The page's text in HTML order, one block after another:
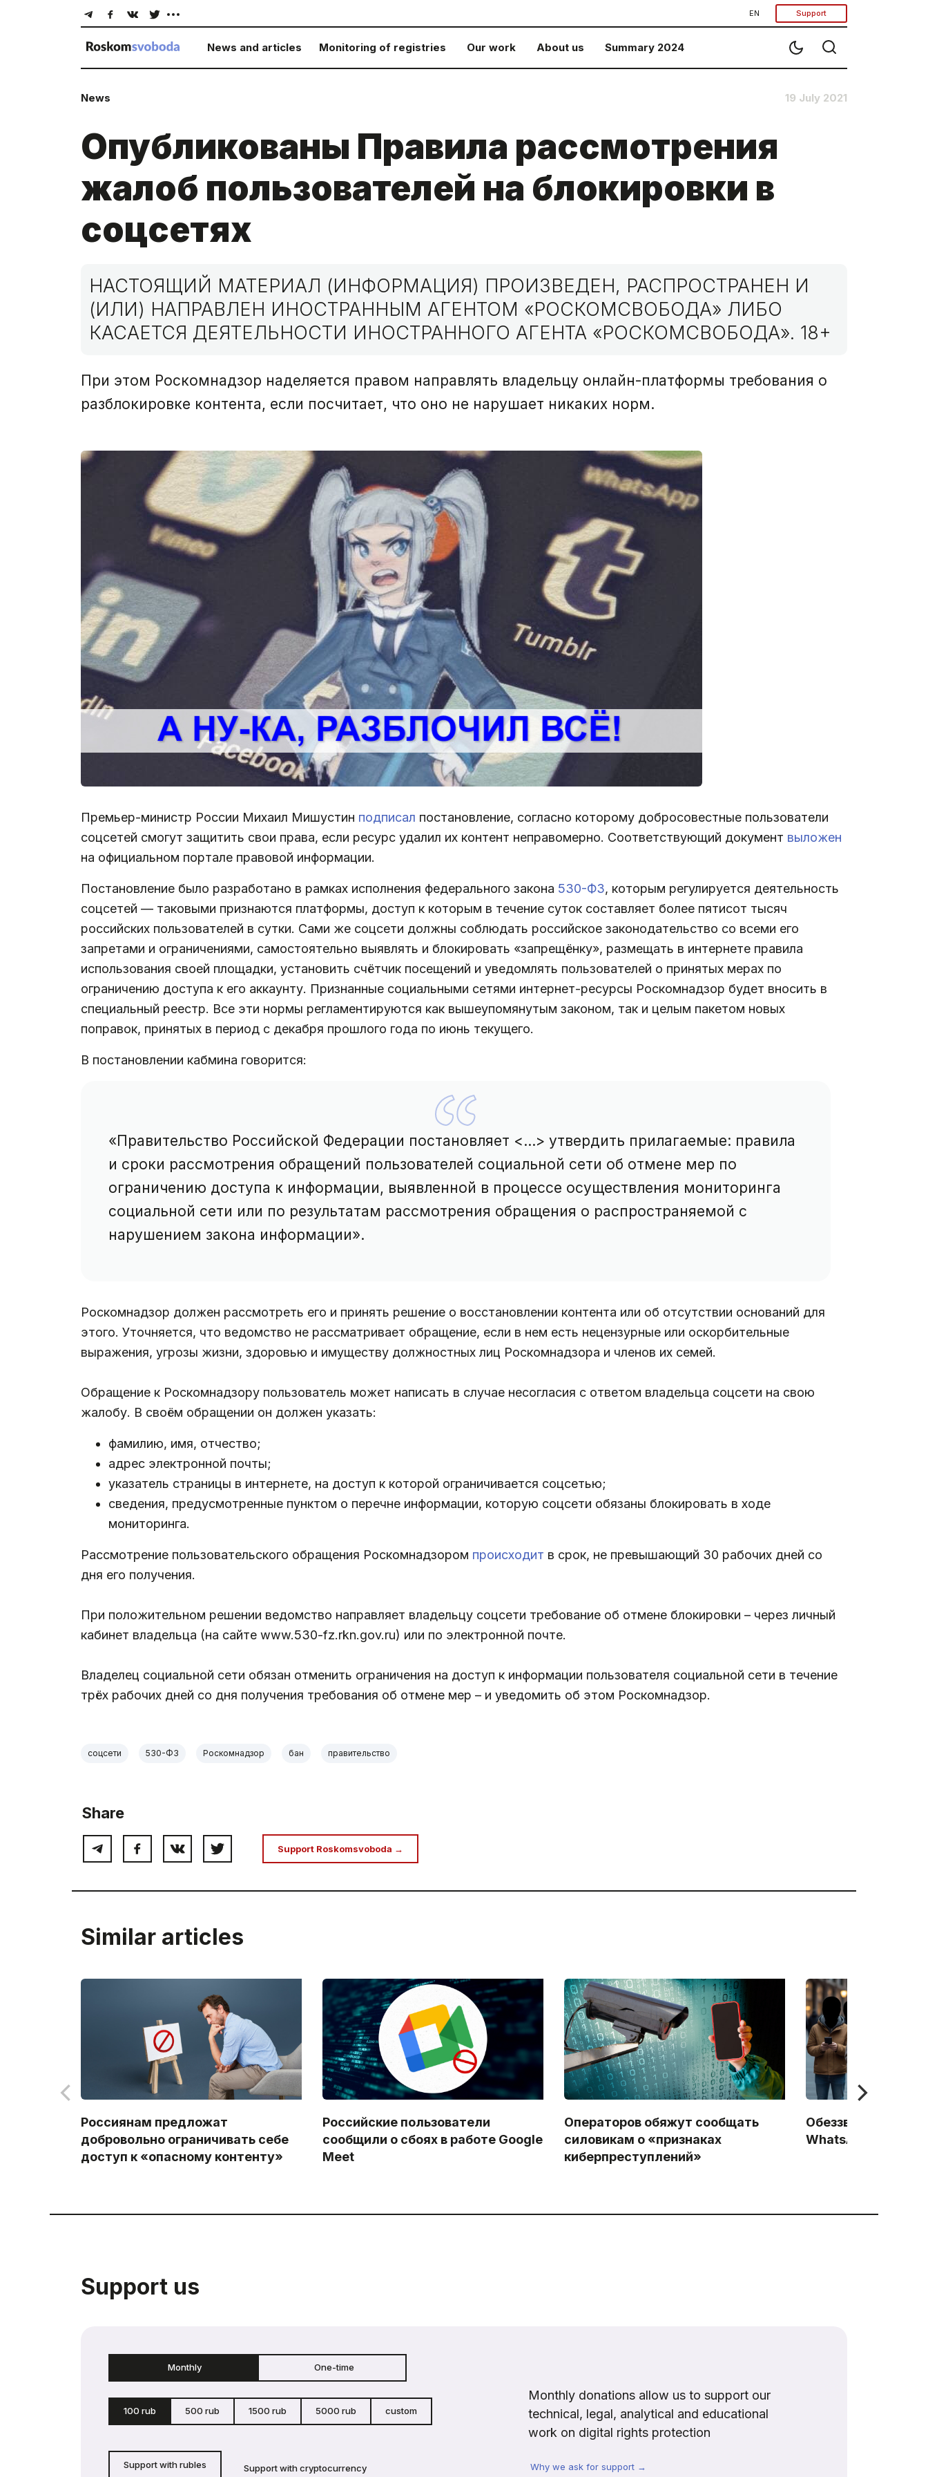
EN Support
News and articles Monitoring of registries Our work About us Summary 2024
News 19 July 2021
Опубликованы Правила рассмотрения
жалоб пользователей на блокировки в
соцсетях
НАСТОЯЩИЙ МАТЕРИАЛ (ИНФОРМАЦИЯ) ПРОИЗВЕДЕН, РАСПРОСТРАНЕН И
(ИЛИ) НАПРАВЛЕН ИНОСТРАННЫМ АГЕНТОМ «РОСКОМСВОБОДА» ЛИБО
КАСАЕТСЯ ДЕЯТЕЛЬНОСТИ ИНОСТРАННОГО АГЕНТА «РОСКОМСВОБОДА». 18+
При этом Роскомнадзор наделяется правом направлять владельцу онлайн-платформы требования о
разблокировке контента, если посчитает, что оно не нарушает никаких норм.
Премьер-министр России Михаил Мишустин подписал постановление, согласно которому добросовестные пользователи
соцсетей смогут защитить свои права, если ресурс удалил их контент неправомерно. Соответствующий документ выложен
на официальном портале правовой информации.
Постановление было разработано в рамках исполнения федерального закона 530-ФЗ, которым регулируется деятельность
соцсетей — таковыми признаются платформы, доступ к которым в течение суток составляет более пятисот тысяч
российских пользователей в сутки. Сами же соцсети должны соблюдать российское законодательство со всеми его
запретами и ограничениями, самостоятельно выявлять и блокировать «запрещёнку», размещать в интернете правила
использования своей площадки, установить счётчик посещений и уведомлять пользователей о принятых мерах по
ограничению доступа к его аккаунту. Признанные социальными сетями интернет-ресурсы Роскомнадзор будет вносить в
специальный реестр. Все эти нормы регламентируются как вышеупомянутым законом, так и целым пакетом новых
поправок, принятых в период с декабря прошлого года по июнь текущего.
В постановлении кабмина говорится:
«Правительство Российской Федерации постановляет <...> утвердить прилагаемые: правила
и сроки рассмотрения обращений пользователей социальной сети об отмене мер по
ограничению доступа к информации, выявленной в процессе осуществления мониторинга
социальной сети или по результатам рассмотрения обращения о распространяемой с
нарушением закона информации».
Роскомнадзор должен рассмотреть его и принять решение о восстановлении контента или об отсутствии оснований для
этого. Уточняется, что ведомство не рассматривает обращение, если в нем есть нецензурные или оскорбительные
выражения, угрозы жизни, здоровью и имуществу должностных лиц Роскомнадзора и членов их семей.
Обращение к Роскомнадзору пользователь может написать в случае несогласия с ответом владельца соцсети на свою
жалобу. В своём обращении он должен указать:
фамилию, имя, отчество;
адрес электронной почты;
указатель страницы в интернете, на доступ к которой ограничивается соцсетью;
сведения, предусмотренные пунктом о перечне информации, которую соцсети обязаны блокировать в ходе
мониторинга.
Рассмотрение пользовательского обращения Роскомнадзором происходит в срок, не превышающий 30 рабочих дней со
дня его получения.
При положительном решении ведомство направляет владельцу соцсети требование об отмене блокировки – через личный
кабинет владельца (на сайте www.530-fz.rkn.gov.ru) или по электронной почте.
Владелец социальной сети обязан отменить ограничения на доступ к информации пользователя социальной сети в течение
трёх рабочих дней со дня получения требования об отмене мер – и уведомить об этом Роскомнадзор.
соцсети 530-ФЗ Роскомнадзор бан правительство
Share
Support Roskomsvoboda →
Similar articles
Россиянам предложат
добровольно ограничивать себе
доступ к «опасному контенту»
Российские пользователи
сообщили о сбоях в работе Google
Meet
Операторов обяжут сообщать
силовикам о «признаках
киберпреступлений»
Обеззвучивание
WhatsApp: Начало
Support us
Monthly One-time
100 rub 500 rub 1500 rub 5000 rub custom
Support with rubles Support with cryptocurrency
Monthly donations allow us to support our
technical, legal, analytical and educational
work on digital rights protection
Why we ask for support →